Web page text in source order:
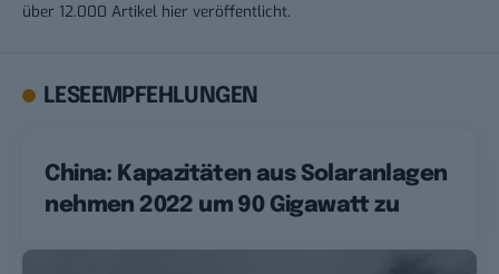
über 12.000 Artikel hier veröffentlicht.
LESEEMPFEHLUNGEN
China: Kapazitäten aus Solaranlagen
nehmen 2022 um 90 Gigawatt zu